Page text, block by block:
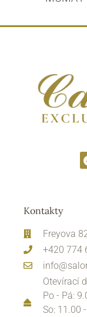
Kontakty
Freyova
+420 774
Otevírací
Po - Pá:
So: 11.00